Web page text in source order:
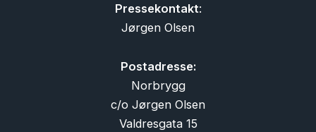
Pressekontakt:
Jørgen Olsen
Postadresse:
Norbrygg
c/o Jørgen Olsen
Valdresgata 15